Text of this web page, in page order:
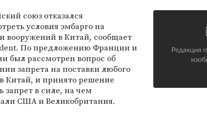
союз отказался
условия эмбарго на
вооружений в Китай, сообщает
По предложению Франции и
был рассмотрен вопрос об
запрета на поставки любого
Китай, и принято решение
запрет в силе, на чем
США и Великобритания.